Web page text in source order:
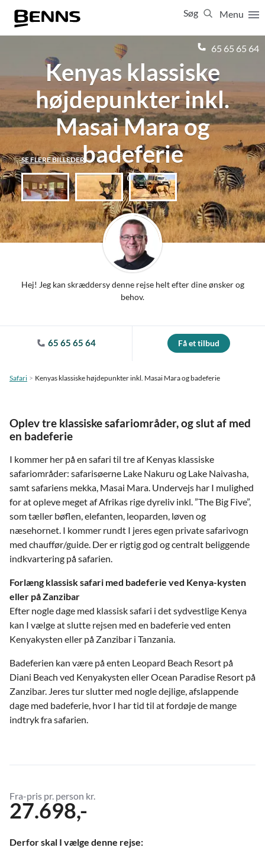
Menu
Søg
65 65 65 64
Kenyas klassiske
højdepunkter inkl.
Masai Mara og
badeferie
14 dage
SE FLERE BILLEDER
Hej! Jeg kan skræddersy denne rejse helt efter dine ønsker og
behov.
65 65 65 64 Få et tilbud
Safari Kenyas klassiske højdepunkter inkl. Masai Mara og badeferie
Oplev tre klassiske safariområder, og slut af med
en badeferie
I kommer her på en safari til tre af Kenyas klassiske
safariområder: safarisøerne Lake Nakuru og Lake Naivasha,
samt safariens mekka, Masai Mara. Undervejs har I mulighed
for at opleve meget af Afrikas rige dyreliv inkl. ”The Big Five”,
som tæller bøflen, elefanten, leoparden, løven og
næsehornet. I kommer rundt I jeres egen private safarivogn
med chauffør/guide. Der er rigtig god og centralt beliggende
indkvartering på safarien.
Forlæng klassisk safari med badeferie ved Kenya-kysten
eller på Zanzibar
Efter nogle dage med klassisk safari i det sydvestlige Kenya
kan I vælge at slutte rejsen med en badeferie ved enten
Kenyakysten eller på Zanzibar i Tanzania.
Badeferien kan være på enten Leopard Beach Resort på
Diani Beach ved Kenyakysten eller Ocean Paradise Resort på
Zanzibar. Jeres tur slutter med nogle dejlige, afslappende
dage med badeferie, hvor I har tid til at fordøje de mange
indtryk fra safarien.
Fra-pris pr. person kr.
27.698,-
Derfor skal I vælge denne rejse:
Luk
Vis resultater for:
Ferierejser
Firma- og temarejser
Studierejser